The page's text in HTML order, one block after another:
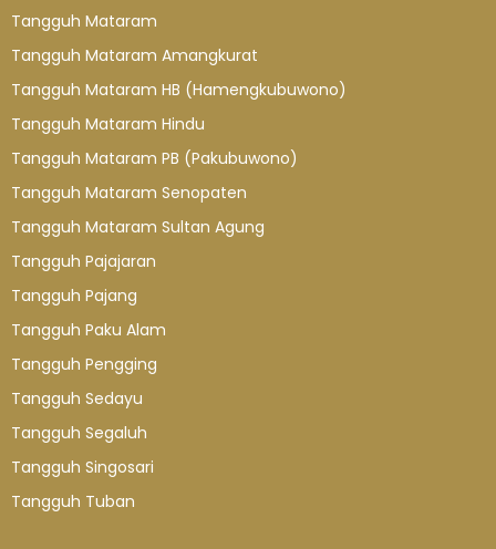
Tangguh Mataram
Tangguh Mataram Amangkurat
Tangguh Mataram HB (Hamengkubuwono)
Tangguh Mataram Hindu
Tangguh Mataram PB (Pakubuwono)
Tangguh Mataram Senopaten
Tangguh Mataram Sultan Agung
Tangguh Pajajaran
Tangguh Pajang
Tangguh Paku Alam
Tangguh Pengging
Tangguh Sedayu
Tangguh Segaluh
Tangguh Singosari
Tangguh Tuban